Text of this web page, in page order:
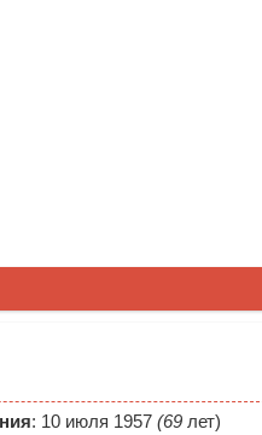
: 10 июля 1957 (69лет)